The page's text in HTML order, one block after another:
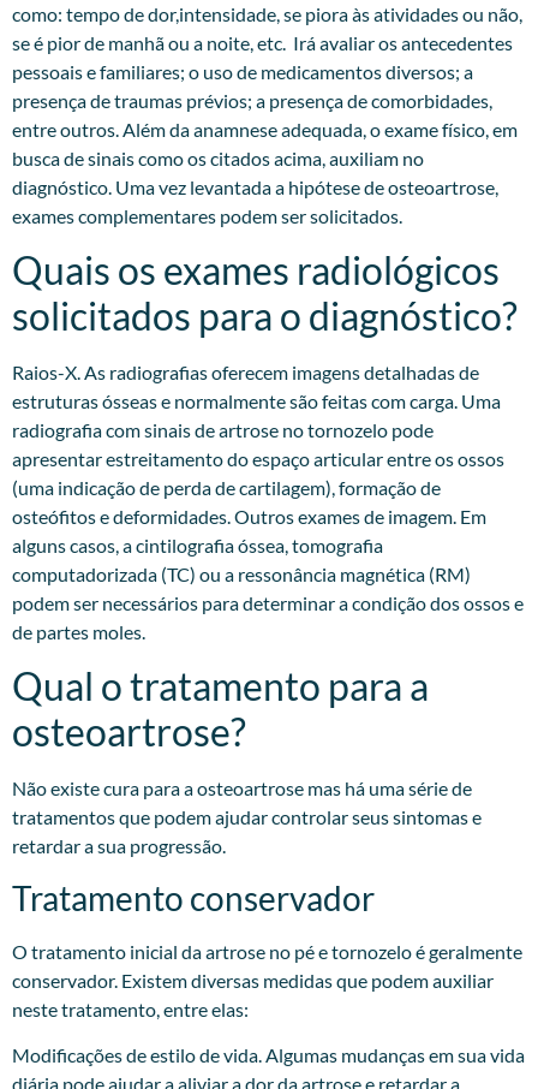
como: tempo de dor,intensidade, se piora às atividades ou não,
se é pior de manhã ou a noite, etc. Irá avaliar os antecedentes
pessoais e familiares; o uso de medicamentos diversos; a
presença de traumas prévios; a presença de comorbidades,
entre outros. Além da anamnese adequada, o exame físico, em
busca de sinais como os citados acima, auxiliam no
diagnóstico. Uma vez levantada a hipótese de osteoartrose,
exames complementares podem ser solicitados.​
Quais os exames radiológicos
solicitados para o diagnóstico?
Raios-X. As radiografias oferecem imagens detalhadas de
estruturas ósseas e normalmente são feitas com carga. Uma
radiografia com sinais de artrose no tornozelo pode
apresentar estreitamento do espaço articular entre os ossos
(uma indicação de perda de cartilagem), formação de
osteófitos e deformidades. Outros exames de imagem. Em
alguns casos, a cintilografia óssea, tomografia
computadorizada (TC) ou a ressonância magnética (RM)
podem ser necessários para determinar a condição dos ossos e
de partes moles.
Qual o tratamento para a
osteoartrose?
Não existe cura para a osteoartrose mas há uma série de
tratamentos que podem ajudar controlar seus sintomas e
retardar a sua progressão.
Tratamento conservador
O tratamento inicial da artrose no pé e tornozelo é geralmente
conservador. Existem diversas medidas que podem auxiliar
neste tratamento, entre elas:
Modificações de estilo de vida. Algumas mudanças em sua vida
diária pode ajudar a aliviar a dor da artrose e retardar a